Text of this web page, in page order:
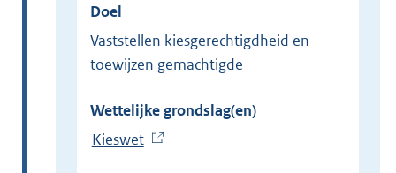
Doel
Vaststellen kiesgerechtigdheid en
toewijzen gemachtigde
Wettelijke grondslag(en)
Kieswet(